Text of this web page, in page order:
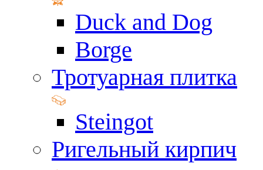
Duck and Dog
Borge
Тротуарная плитка
Steingot
Ригельный кирпич